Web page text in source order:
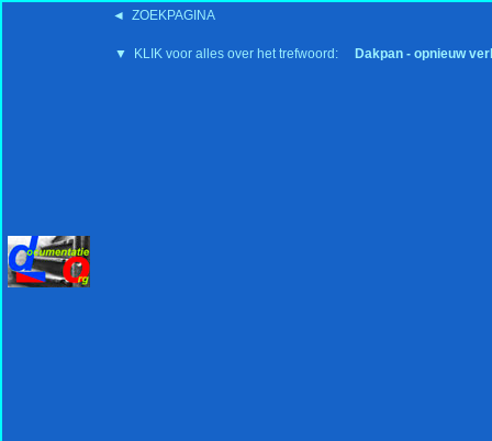
◄ ZOEKPAGINA
▼ KLIK voor alles over het trefwoord: Dakpan - opnieuw
'15:19 19-2-2008